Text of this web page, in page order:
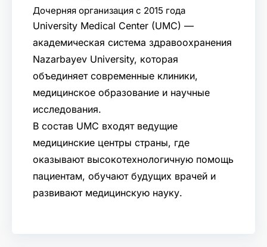
Дочерняя организация с 2015 года
University Medical Center (UMC) —
академическая система здравоохранения
Nazarbayev University, которая
объединяет современные клиники,
медицинское образование и научные
исследования.
В состав UMC входят ведущие
медицинские центры страны, где
оказывают высокотехнологичную помощь
пациентам, обучают будущих врачей и
развивают медицинскую науку.